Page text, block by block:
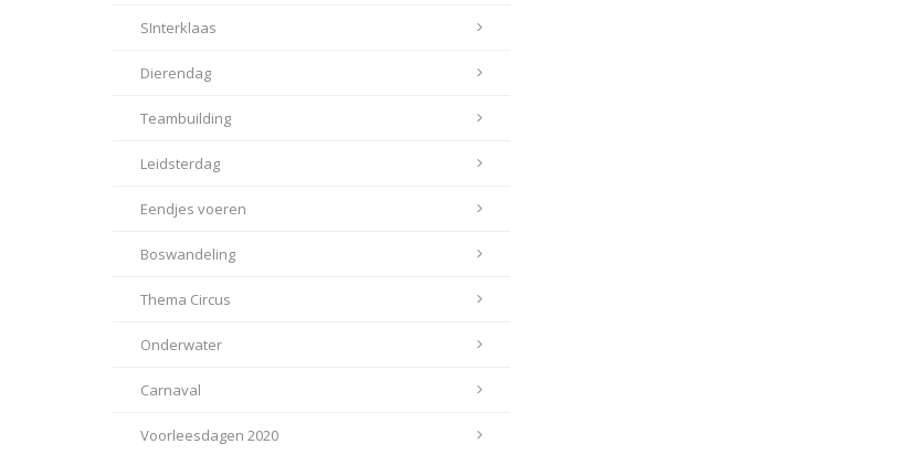
SInterklaas
Dierendag
Teambuilding
Leidsterdag
Eendjes voeren
Boswandeling
Thema Circus
Onderwater
Carnaval
Voorleesdagen 2020